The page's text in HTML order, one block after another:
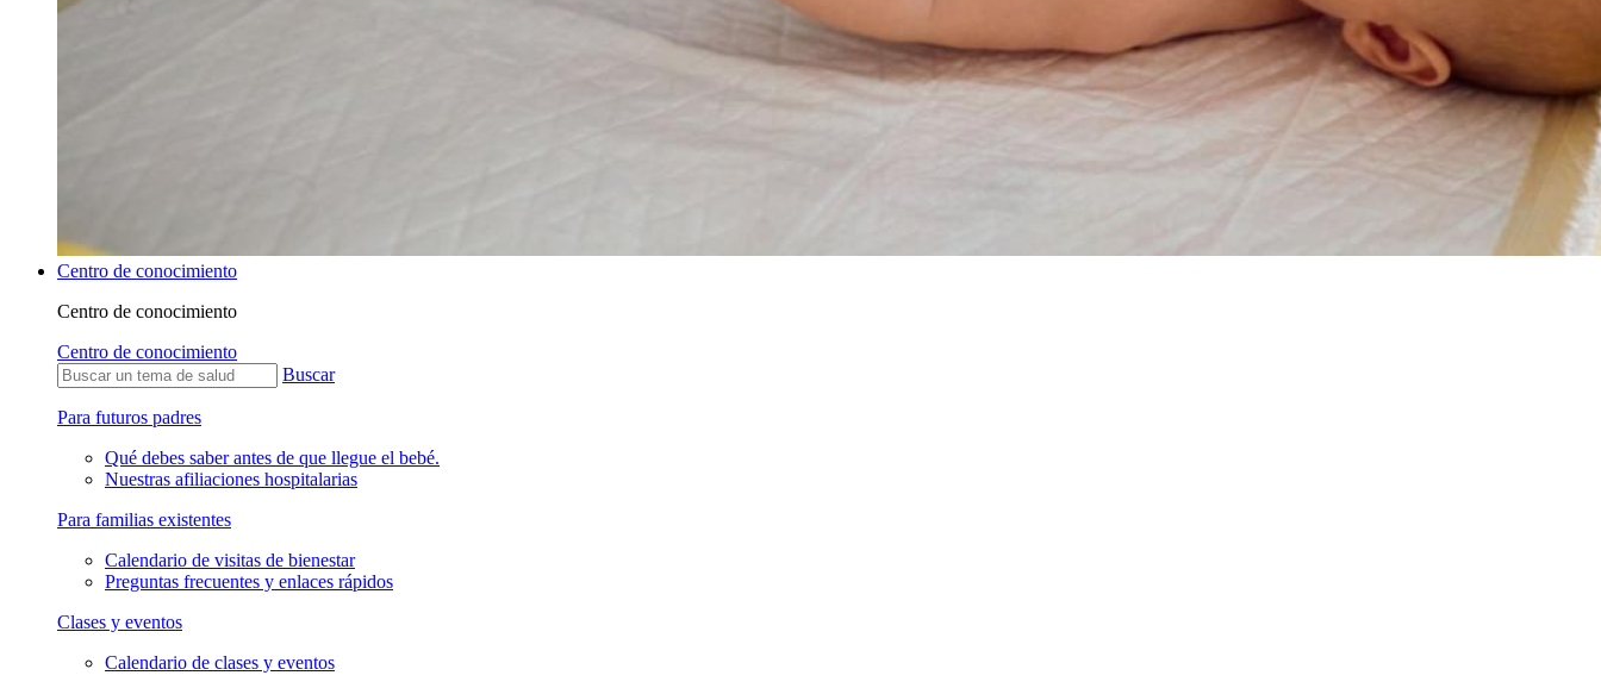
Centro de conocimiento
Centro de conocimiento
Centro de conocimiento
Buscar
Para futuros padres
Qué debes saber antes de que llegue el bebé.
Nuestras afiliaciones hospitalarias
Para familias existentes
Calendario de visitas de bienestar
Preguntas frecuentes y enlaces rápidos
Clases y eventos
Calendario de clases y eventos